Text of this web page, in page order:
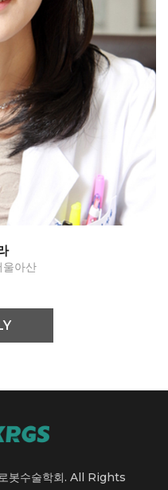
/ Sacrocolpopexy
울아산
봇수술학회. All Rights